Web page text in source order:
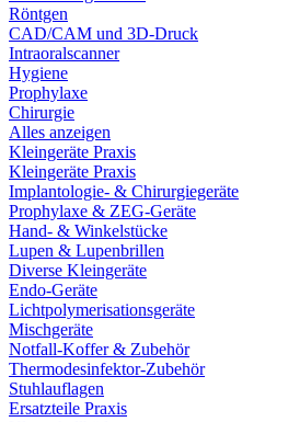
Röntgen
CAD/CAM und 3D-Druck
Intraoralscanner
Hygiene
Prophylaxe
Chirurgie
Alles anzeigen
Kleingeräte Praxis
Kleingeräte Praxis
Implantologie- & Chirurgiegeräte
Prophylaxe & ZEG-Geräte
Hand- & Winkelstücke
Lupen & Lupenbrillen
Diverse Kleingeräte
Endo-Geräte
Lichtpolymerisationsgeräte
Mischgeräte
Notfall-Koffer & Zubehör
Thermodesinfektor-Zubehör
Stuhlauflagen
Ersatzteile Praxis